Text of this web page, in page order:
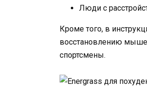
Люди с
Кроме того, в
восстановлению
спортсмены.